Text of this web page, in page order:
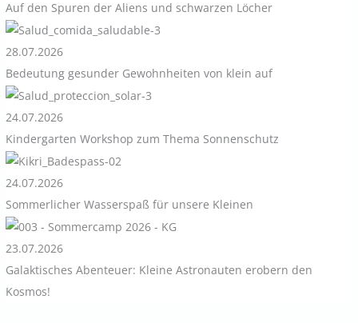
Auf den Spuren der Aliens und schwarzen Löcher
28.07.2026
Bedeutung gesunder Gewohnheiten von klein auf
24.07.2026
Kindergarten Workshop zum Thema Sonnenschutz
24.07.2026
Sommerlicher Wasserspaß für unsere Kleinen
23.07.2026
Galaktisches Abenteuer: Kleine Astronauten erobern den
Kosmos!